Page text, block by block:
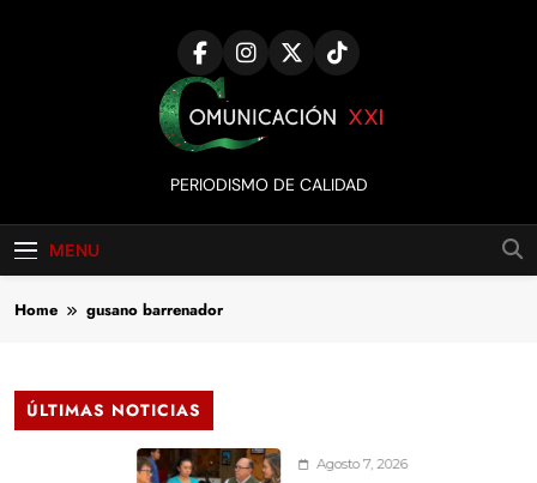
Comunicación
XXI
PERIODISMO DE CALIDAD
MENU
Home gusano barrenador
ÚLTIMAS NOTICIAS
Agosto 7, 2026